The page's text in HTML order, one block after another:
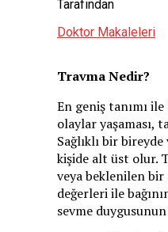
Tarafından
Doktor Makaleleri
Travma Nedir?
En geniş tanımı
olaylar yaşaması,
Sağlıklı bir
kişide alt üst olur.
veya beklenilen bir
değerleri ile
sevme